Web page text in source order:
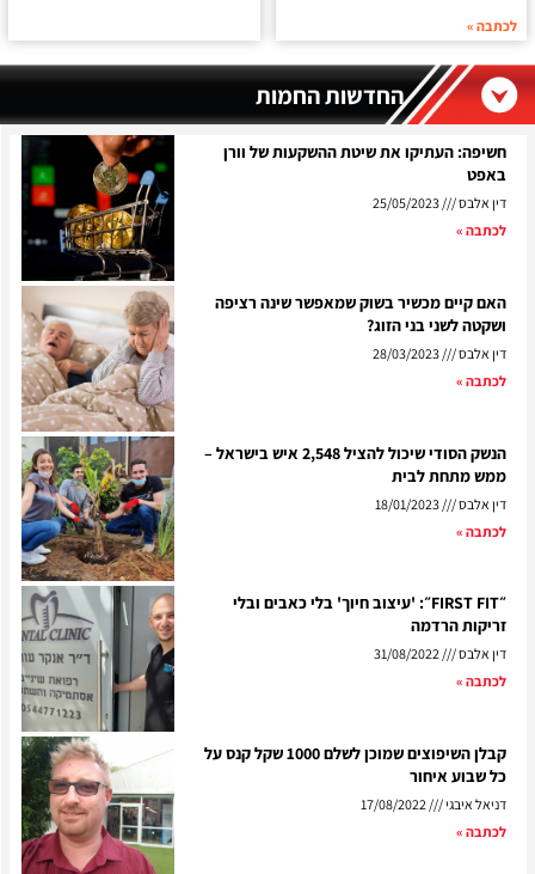
החדשות החמות
חשיפה: העתיקו את שיטת ההשקעות של וורן
באפט
דין אלבס
25/05/2023
לכתבה »
האם קיים מכשיר בשוק שמאפשר שינה רציפה
ושקטה לשני בני הזוג?
דין אלבס
28/03/2023
לכתבה »
הנשק הסודי שיכול להציל 2,548 איש בישראל –
ממש מתחת לבית
דין אלבס
18/01/2023
לכתבה »
״FIRST FIT״: 'עיצוב חיוך' בלי כאבים ובלי
זריקות הרדמה
דין אלבס
31/08/2022
לכתבה »
קבלן השיפוצים שמוכן לשלם 1000 שקל קנס על
כל שבוע איחור
דניאל איבגי
17/08/2022
לכתבה »
»